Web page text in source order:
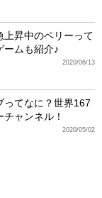
上昇中のペリーって
ームも紹介♪
2020/06/13
ってなに？世界167
ャンネル！
2020/05/02